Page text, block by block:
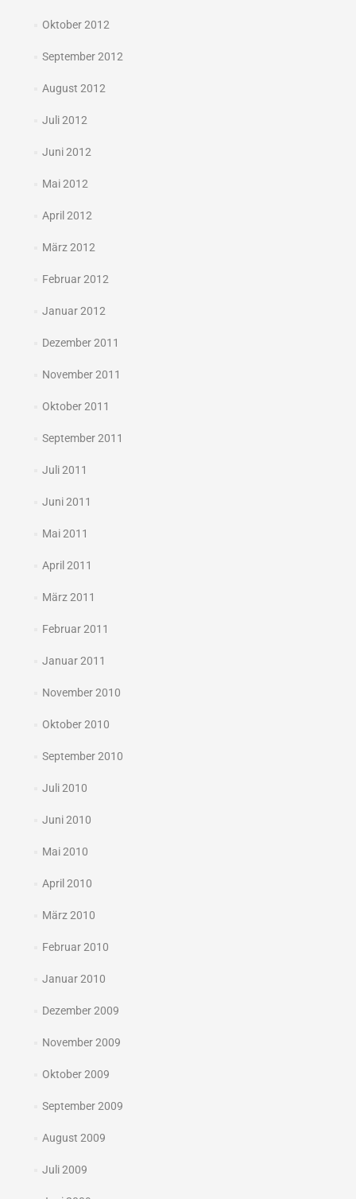
Oktober 2012
September 2012
August 2012
Juli 2012
Juni 2012
Mai 2012
April 2012
März 2012
Februar 2012
Januar 2012
Dezember 2011
November 2011
Oktober 2011
September 2011
Juli 2011
Juni 2011
Mai 2011
April 2011
März 2011
Februar 2011
Januar 2011
November 2010
Oktober 2010
September 2010
Juli 2010
Juni 2010
Mai 2010
April 2010
März 2010
Februar 2010
Januar 2010
Dezember 2009
November 2009
Oktober 2009
September 2009
August 2009
Juli 2009